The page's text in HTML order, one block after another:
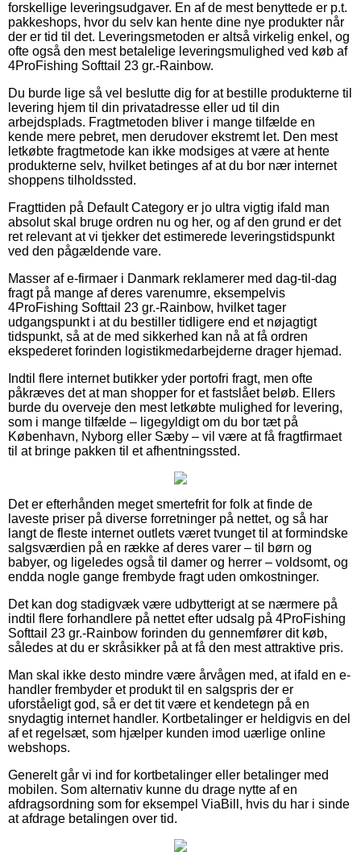
forskellige leveringsudgaver. En af de mest benyttede er p.t.
pakkeshops, hvor du selv kan hente dine nye produkter når
der er tid til det. Leveringsmetoden er altså virkelig enkel, og
ofte også den mest betalelige leveringsmulighed ved køb af
4ProFishing Softtail 23 gr.-Rainbow.
Du burde lige så vel beslutte dig for at bestille produkterne til
levering hjem til din privatadresse eller ud til din
arbejdsplads. Fragtmetoden bliver i mange tilfælde en
kende mere pebret, men derudover ekstremt let. Den mest
letkøbte fragtmetode kan ikke modsiges at være at hente
produkterne selv, hvilket betinges af at du bor nær internet
shoppens tilholdssted.
Fragttiden på Default Category er jo ultra vigtig ifald man
absolut skal bruge ordren nu og her, og af den grund er det
ret relevant at vi tjekker det estimerede leveringstidspunkt
ved den pågældende vare.
Masser af e-firmaer i Danmark reklamerer med dag-til-dag
fragt på mange af deres varenumre, eksempelvis
4ProFishing Softtail 23 gr.-Rainbow, hvilket tager
udgangspunkt i at du bestiller tidligere end et nøjagtigt
tidspunkt, så at de med sikkerhed kan nå at få ordren
ekspederet forinden logistikmedarbejderne drager hjemad.
Indtil flere internet butikker yder portofri fragt, men ofte
påkræves det at man shopper for et fastslået beløb. Ellers
burde du overveje den mest letkøbte mulighed for levering,
som i mange tilfælde – ligegyldigt om du bor tæt på
København, Nyborg eller Sæby – vil være at få fragtfirmaet
til at bringe pakken til et afhentningssted.
Det er efterhånden meget smertefrit for folk at finde de
laveste priser på diverse forretninger på nettet, og så har
langt de fleste internet outlets været tvunget til at formindske
salgsværdien på en række af deres varer – til børn og
babyer, og ligeledes også til damer og herrer – voldsomt, og
endda nogle gange frembyde fragt uden omkostninger.
Det kan dog stadigvæk være udbytterigt at se nærmere på
indtil flere forhandlere på nettet efter udsalg på 4ProFishing
Softtail 23 gr.-Rainbow forinden du gennemfører dit køb,
således at du er skråsikker på at få den mest attraktive pris.
Man skal ikke desto mindre være årvågen med, at ifald en e-
handler frembyder et produkt til en salgspris der er
uforståeligt god, så er det tit være et kendetegn på en
snydagtig internet handler. Kortbetalinger er heldigvis en del
af et regelsæt, som hjælper kunden imod uærlige online
webshops.
Generelt går vi ind for kortbetalinger eller betalinger med
mobilen. Som alternativ kunne du drage nytte af en
afdragsordning som for eksempel ViaBill, hvis du har i sinde
at afdrage betalingen over tid.